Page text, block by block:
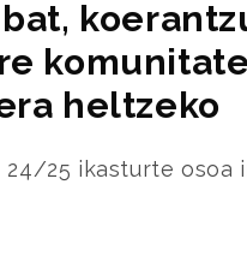
heltzeko
24/25 ikasturte